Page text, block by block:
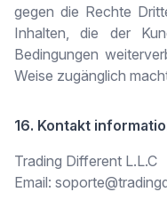
gegen die Rechte
Inhalten, die der
Bedingungen
Weise zugänglich
16. Kontakt
Trading Different L.L.C
Email: